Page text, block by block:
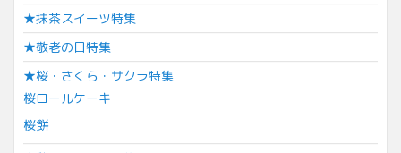
★抹茶スイーツ特集
★敬老の日特集
★桜・さくら・サクラ特集
桜ロールケーキ
桜餅